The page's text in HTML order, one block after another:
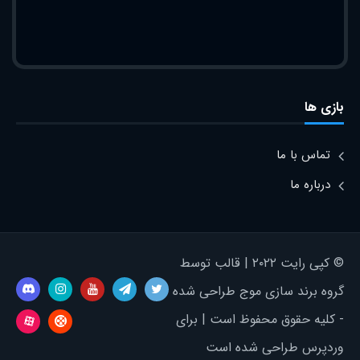
بازی ها
تماس با ما
درباره ما
© کپی رایت ۲۰۲۲ | قالب توسط
گروه برند سازی موج طراحی شده
- کلیه حقوق محفوظ است | برای
وردپرس طراحی شده است